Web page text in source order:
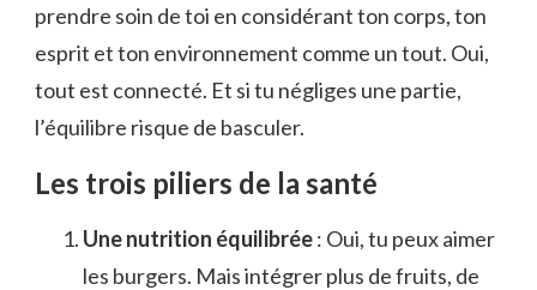
prendre soin de toi en considérant ton corps, ton
esprit et ton environnement comme un tout. Oui,
tout est connecté. Et si tu négliges une partie,
l’équilibre risque de basculer.
Les trois piliers de la santé
Une nutrition équilibrée: Oui, tu peux aimer
les burgers. Mais intégrer plus de fruits, de